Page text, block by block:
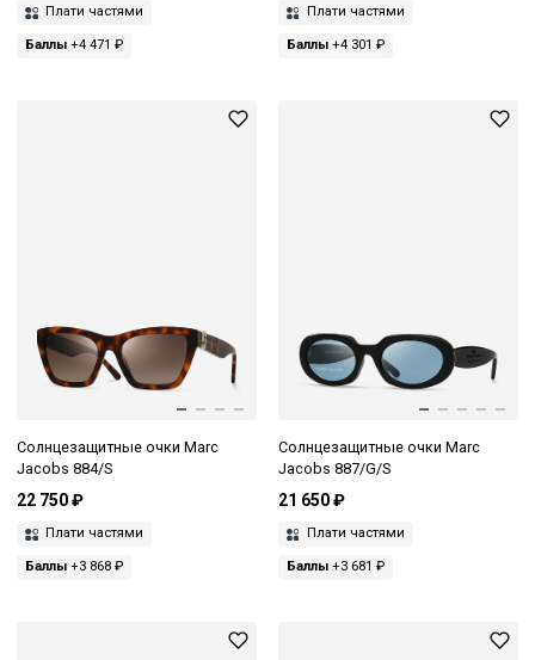
Плати частями
Баллы +4 471 ₽
Плати частями
Баллы+4 301 ₽
Солнцезащитные очки Marc
Jacobs 884/S
22 750 ₽
Плати частями
Баллы +3 868 ₽
Солнцезащитные очки Marc
Jacobs 887/G/S
21 650 ₽
Плати частями
Баллы+3 681 ₽